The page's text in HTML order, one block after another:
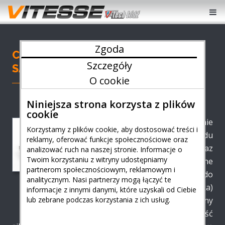
Zgoda
Szczegóły
O cookie
Niniejsza strona korzysta z plików
cookie
Korzystamy z plików cookie, aby dostosować treści i
reklamy, oferować funkcje społecznościowe oraz
analizować ruch na naszej stronie. Informacje o
Twoim korzystaniu z witryny udostępniamy
partnerom społecznościowym, reklamowym i
analitycznym. Nasi partnerzy mogą łączyć te
informacje z innymi danymi, które uzyskali od Ciebie
lub zebrane podczas korzystania z ich usług.
CHIP TUNING I POWERBOX W
SAMOCHODACH DOSTAWCZYCH
PowerBox oferowany
przez Vitesse V‑tech
Łódź
(dostrojenie
oprogramowania układu
wtryskowego) oraz
PowerBox(zewnętrzne
urządzenie wpinane do
wiązki elektrycznej silnika)
pozwalają nam w bezpieczny
sposób poprawić sprawność